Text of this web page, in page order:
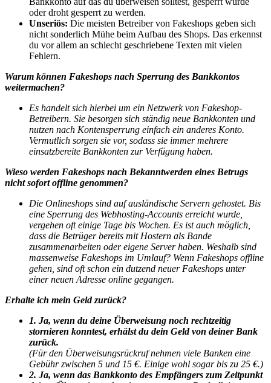
oder droht gesperrt zu werden.
Unseriös: Die meisten Betreiber von Fakeshops geben sich
nicht sonderlich Mühe beim Aufbau des Shops. Das erkennst
du vor allem an schlecht geschriebene Texten mit vielen
Fehlern.
Warum können Fakeshops nach Sperrung des Bankkontos
weitermachen?
Es handelt sich hierbei um ein Netzwerk von Fakeshop-
Betreibern. Sie besorgen sich ständig neue Bankkonten und
nutzen nach Kontensperrung einfach ein anderes Konto.
Vermutlich sorgen sie vor, sodass sie immer mehrere
einsatzbereite Bankkonten zur Verfügung haben.
Wieso werden Fakeshops nach Bekanntwerden eines Betrugs
nicht sofort offline genommen?
Die Onlineshops sind auf ausländische Servern gehostet. Bis
eine Sperrung des Webhosting-Accounts erreicht wurde,
vergehen oft einige Tage bis Wochen. Es ist auch möglich,
dass die Betrüger bereits mit Hostern als Bande
zusammenarbeiten oder eigene Server haben. Weshalb sind
massenweise Fakeshops im Umlauf? Wenn Fakeshops offline
gehen, sind oft schon ein dutzend neuer Fakeshops unter
einer neuen Adresse online gegangen.
Erhalte ich mein Geld zurück?
1. Ja, wenn du deine Überweisung noch rechtzeitig
stornieren konntest, erhälst du dein Geld von deiner Bank
zurück.
(Für den Überweisungsrückruf nehmen viele Banken eine
Gebühr zwischen 5 und 15 €. Einige wohl sogar bis zu 25 €.)
2. Ja, wenn das Bankkonto des Empfängers zum Zeitpunkt